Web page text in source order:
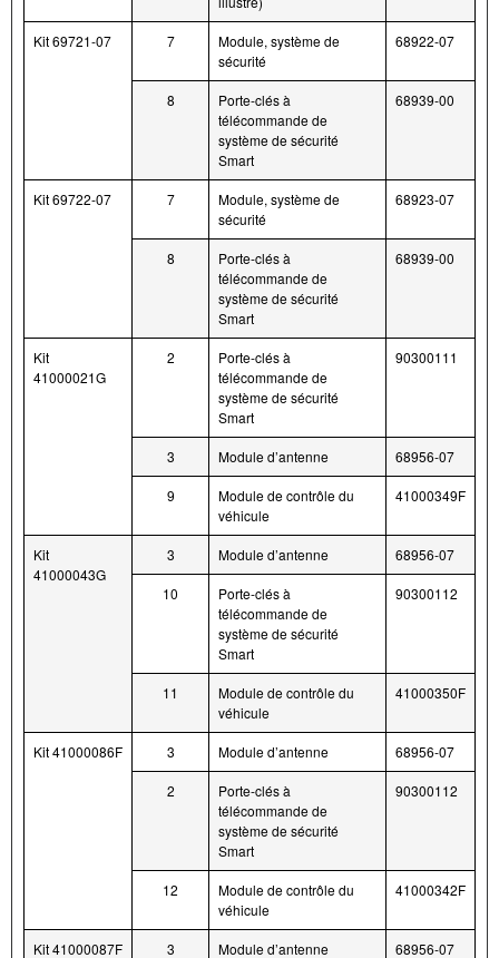
Kit 69721-07 7
Module, système de
sécurité
68922-07
8
Porte-clés à
télécommande de
système de sécurité
Smart
68939-00
Kit 69722-07 7
Module, système de
sécurité
68923-07
8
Porte-clés à
télécommande de
système de sécurité
Smart
68939-00
Kit
41000021G
2
Porte-clés à
télécommande de
système de sécurité
Smart
90300111
3 Module d’antenne 68956-07
9
Module de contrôle du
véhicule
41000349F
Kit
41000043G
3 Module d’antenne 68956-07
10
Porte-clés à
télécommande de
système de sécurité
Smart
90300112
11
Module de contrôle du
véhicule
41000350F
Kit 41000086F 3 Module d’antenne 68956-07
2
Porte-clés à
télécommande de
système de sécurité
Smart
90300112
12
Module de contrôle du
véhicule
41000342F
Kit 41000087F 3 Module d’antenne 68956-07